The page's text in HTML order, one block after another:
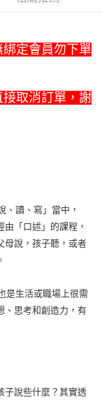
定會員勿下單
取消訂單，謝
、讀、寫」當中，
由「口述」的課程，
母說，孩子聽，或者
是生活或職場上很需
、思考和創造力，有
子說些什麼？其實透